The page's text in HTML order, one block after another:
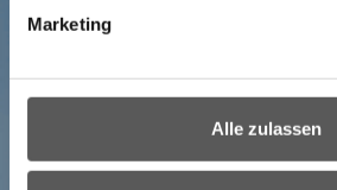
Marketing
Alle zulassen